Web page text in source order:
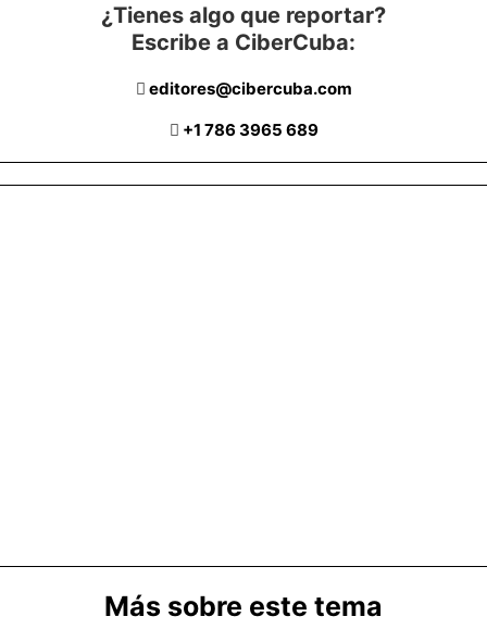
¿Tienes algo que reportar?
Escribe a CiberCuba:
editores@cibercuba.com
+1 786 3965 689
Más sobre este tema